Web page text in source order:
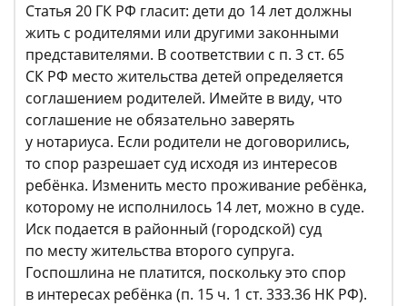
Статья 20 ГК РФ гласит: дети до 14 лет должны
жить с родителями или другими законными
представителями. В соответствии с п. 3 ст. 65
СК РФ место жительства детей определяется
соглашением родителей. Имейте в виду, что
соглашение не обязательно заверять
у нотариуса. Если родители не договорились,
то спор разрешает суд исходя из интересов
ребёнка. Изменить место проживание ребёнка,
которому не исполнилось 14 лет, можно в суде.
Иск подается в районный (городской) суд
по месту жительства второго супруга.
Госпошлина не платится, поскольку это спор
в интересах ребёнка (п. 15 ч. 1 ст. 333.36 НК РФ).